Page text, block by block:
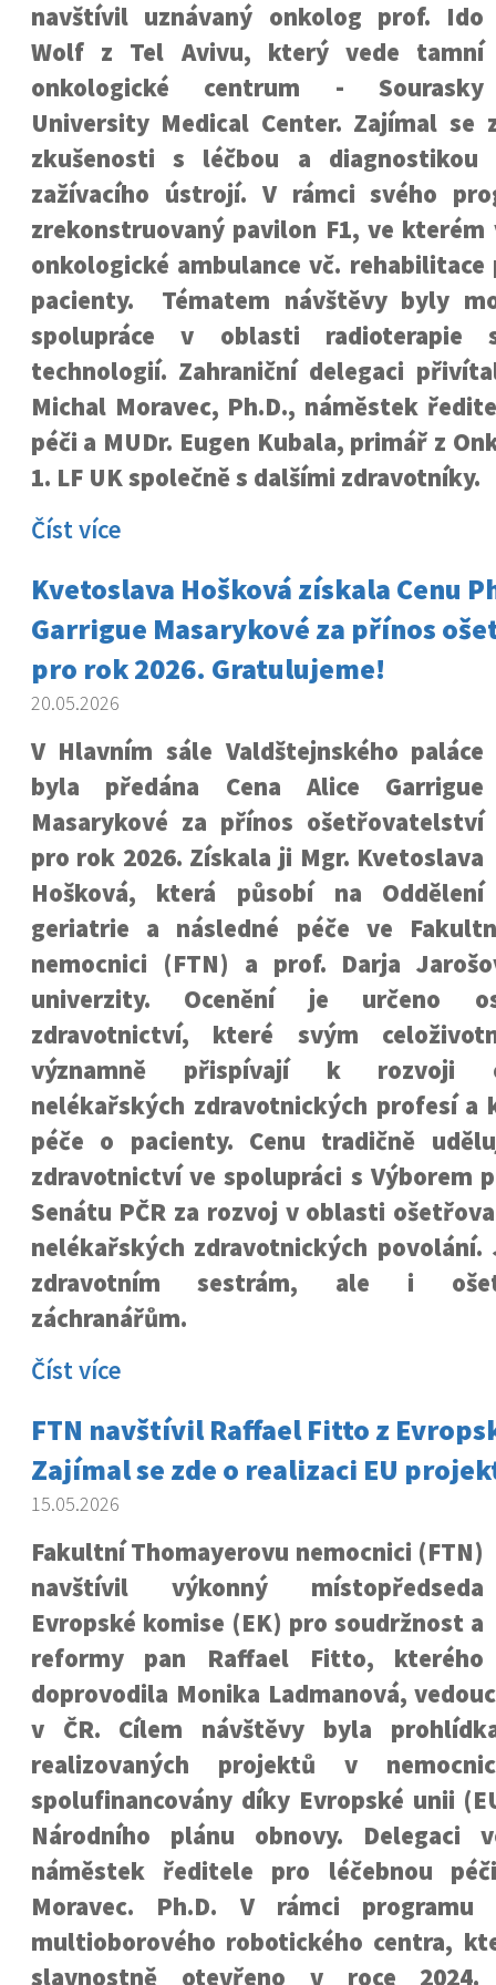
navštívil uznávaný onkolog prof. Ido
Wolfz Tel Avivu, který vede tamní
onkologické centrum - Sourasky
University Medical Center. Zajímal se
zkušenosti s léčbou a
zažívacího ústrojí. V rámci svého
zrekonstruovaný pavilon F1, ve kterém
onkologické ambulance vč.
pacienty. Tématem návštěvy byly
spolupráce v oblasti
technologií. Zahraniční delegaci
Michal Moravec, Ph.D., náměstek
péči a MUDr. Eugen Kubala, primář z
1. LF UKspolečně s dalšími zdravotníky.
Číst více
Kvetoslava Hošková získala Cenu
Garrigue Masarykové za přínos
pro rok 2026. Gratulujeme!
20.05.2026
V Hlavním sále Valdštejnského paláce
byla předána Cena Alice Garrigue
Masarykové za přínos ošetřovatelství
pro rok 2026. Získala ji Mgr. Kvetoslava
Hošková, která působí na Oddělení
geriatrie a následné péče ve
nemocnici (FTN) a prof. Darja
univerzity. Ocenění je určeno
zdravotnictví, které svým
významně přispívají k rozvoji
nelékařských zdravotnických profesí a
péče o pacienty. Cenu tradičně
zdravotnictví ve spolupráci s Výborem
Senátu PČR za rozvoj v oblasti
nelékařských zdravotnických povolání.
zdravotním sestrám, ale i
záchranářům.
Číst více
FTN navštívil Raffael Fitto z
Zajímal se zde o realizaci EU
15.05.2026
Fakultní Thomayerovu nemocnici (FTN)
navštívil výkonný místopředseda
Evropské komise (EK) pro soudržnost a
reformy pan Raffael Fitto, kterého
doprovodila Monika Ladmanová,
v ČR. Cílem návštěvy byla
realizovaných projektů v
spolufinancovány díky Evropské unii
Národního plánu obnovy. Delegaci
náměstek ředitele pro léčebnou
Moravec. Ph.D. V rámci programu
multioborového robotického centra,
slavnostně otevřeno v roce 2024.